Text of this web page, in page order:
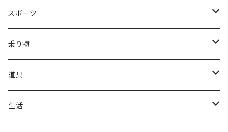
正月
端午の節句
結婚式
父の日
トライバル
中国
北欧
七福神
金太郎
天使
シニア
雫
貝殻
山
木
桜
プルメリア
野バラ
牡丹
ウマ
サイ
チンパンジー
トリ
スイーツ
かき氷
アイス
フルーツ
スイカ
イチゴ
和食
お雑煮
野菜
スポーツ
相撲
乗り物
車
道具
ファッション
生活